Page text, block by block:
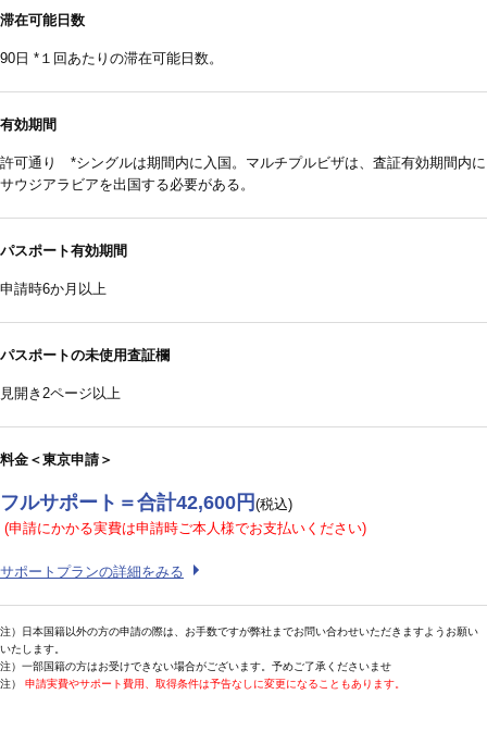
滞在可能日数
90日 *１回あたりの滞在可能日数。
有効期間
許可通り *シングルは期間内に入国。マルチプルビザは、査証有効期間内に
サウジアラビアを出国する必要がある。
パスポート有効期間
申請時6か月以上
パスポートの未使用査証欄
見開き2ページ以上
料金＜東京申請＞
フルサポート＝合計42,600円 (税込)
(申請にかかる実費は申請時ご本人様でお支払いください)
サポートプランの詳細をみる
注）日本国籍以外の方の申請の際は、お手数ですが弊社までお問い合わせいただきますようお願い
いたします。
注）一部国籍の方はお受けできない場合がございます。予めご了承くださいませ
注） 申請実費やサポート費用、取得条件は予告なしに変更になることもあります。